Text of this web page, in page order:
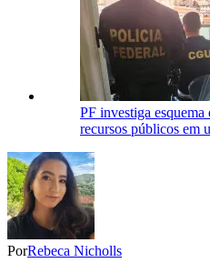
PF investiga
recursos públicos em
PorRebeca Nicholls